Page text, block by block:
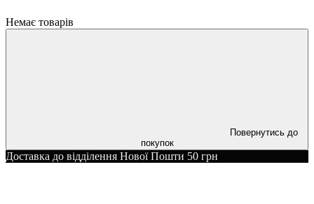
Немає товарів
Повернутись до
покупок
Доставка до відділення Нової Пошти 50 грн